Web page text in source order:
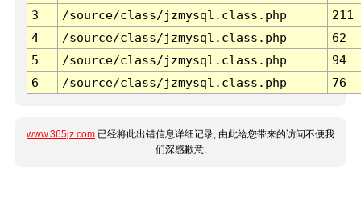
3 /source/class/jzmysql.class.php
211
4
/source/class/jzmysql.class.php
62
5
/source/class/jzmysql.class.php
94
6
/source/class/jzmysql.class.php 76
www.365jz.com 已经将此出错信息详细记录, 由此给您带来的访问不便我
们深感歉意.